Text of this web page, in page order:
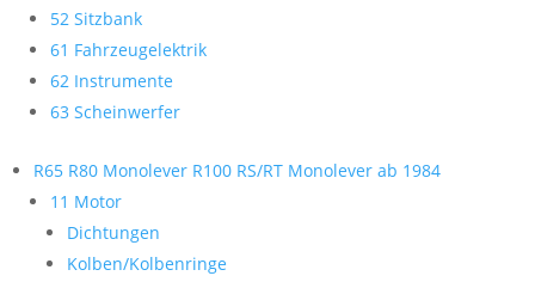
52 Sitzbank
61 Fahrzeugelektrik
62 Instrumente
63 Scheinwerfer
R65 R80 Monolever R100 RS/RT Monolever ab 1984
11 Motor
Dichtungen
Kolben/Kolbenringe